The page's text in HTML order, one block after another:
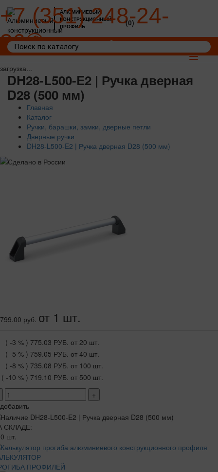
загрузка...
АЛЮМИНИЕВЫЙ
КОНСТРУКЦИОННЫЙ
ПРОФИЛЬ
+7 (351) 248-24-
36
(0)
Toggle
DH28-L500-E2 | Ручка дверная
D28 (500 мм)
Главная
Каталог
Ручки, барашки, замки, дверные петли
Дверные ручки
DH28-L500-E2 | Ручка дверная D28 (500 мм)
799.00 руб. от 1 шт.
( -3 % ) 775.03 РУБ. от 20 шт.
( -5 % ) 759.05 РУБ. от 40 шт.
( -8 % ) 735.08 РУБ. от 100 шт.
( -10 % ) 719.10 РУБ. от 500 шт.
+
добавить
СКЛАДЕ:
шт.
ПРОФИЛЕЙ